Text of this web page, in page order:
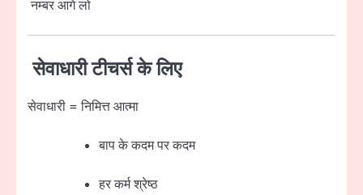
नम्बर आगे लो
सेवाधारी टीचर्स के लिए
सेवाधारी = निमित्त आत्मा
बाप के कदम पर कदम
हर कर्म श्रेष्ठ